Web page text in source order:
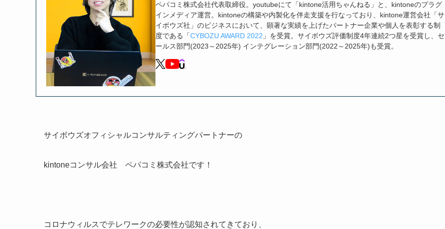
ペパコミ株式会社代表取締役。youtubeにて「kintone活用ちゃんねる」と、kintoneのプラグ
インメディア運営。kintoneの構築や内製化を伴走支援を行なっており、kintone運営会社「サ
イボウズ社」のビジネスにおいて、顕著な実績を上げたパートナー企業や個人を表彰する制
度である「CYBOZU AWARD 2022 」を受賞。サイボウズ評価制度4年連続2つ星を受賞し、セ
ールス部門(2023～2025年) インテグレーション部門(2022～2025年)も受賞。
サイボウズオフィシャルコンサルティングパートナーの
kintoneコンサル会社 ペパコミ株式会社です！
コロナウィルスでテレワークの必要性が認知されてきており、